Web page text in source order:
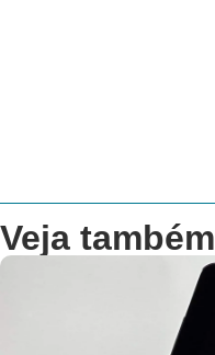
Veja também